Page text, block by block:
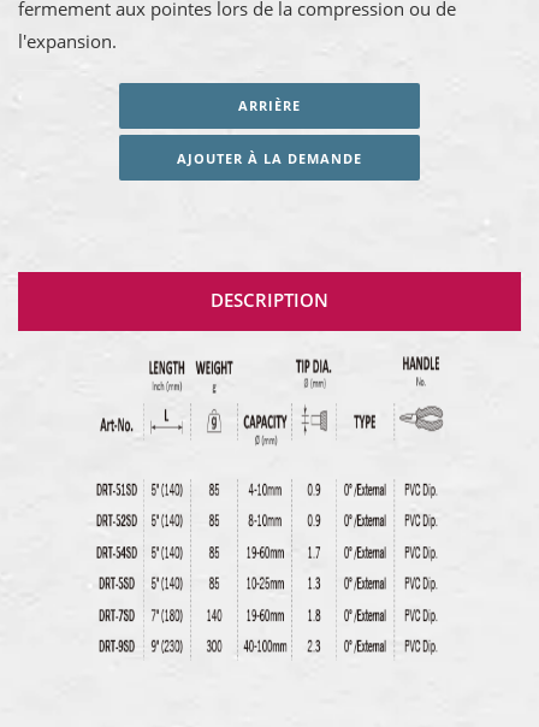
fermement aux pointes lors de la compression ou de
l'expansion.
ARRIÈRE
AJOUTER À LA DEMANDE
DESCRIPTION